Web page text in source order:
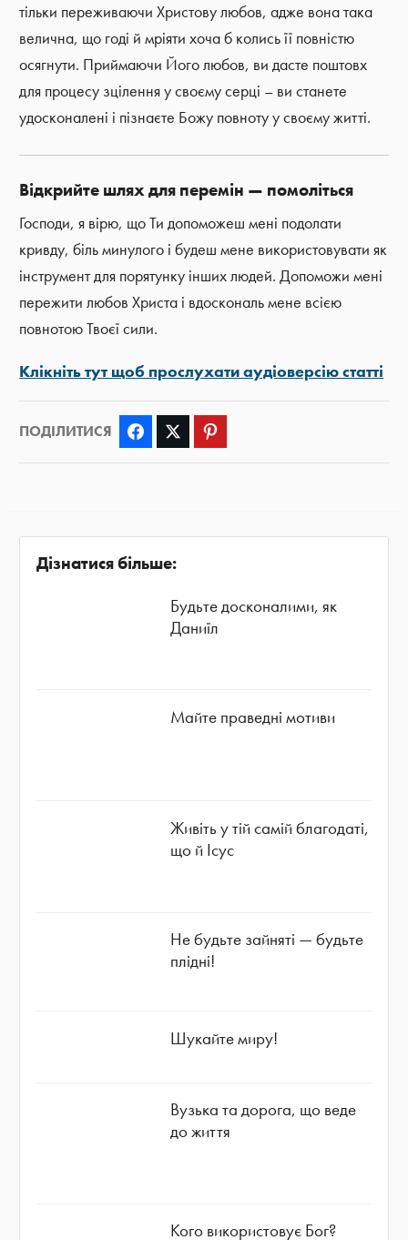
тільки переживаючи Христову любов, адже вона така
велична, що годі й мріяти хоча б колись її повністю
осягнути. Приймаючи Його любов, ви дасте поштовх
для процесу зцілення у своєму серці – ви станете
удосконалені і пізнаєте Божу повноту у своєму житті.
Відкрийте шлях для перемін — помоліться
Господи, я вірю, що Ти допоможеш мені подолати
кривду, біль минулого і будеш мене використовувати як
інструмент для порятунку інших людей. Допоможи мені
пережити любов Христа і вдоскональ мене всією
повнотою Твоєї сили.
Клікніть тут щоб прослухати аудіоверсію статті
ПОДІЛИТИСЯ Facebook Twitter
Дізнатися більше:
Будьте досконалими, як
Даниїл
Майте праведні мотиви
Живіть у тій самій благодаті,
що й Ісус
Не будьте зайняті — будьте
плідні!
Шукайте миру!
Вузька та дорога, що веде
до життя
Кого використовує Бог?